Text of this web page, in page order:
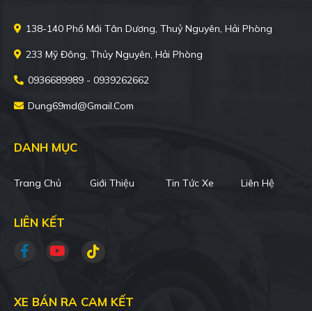
138-140 Phố Mới Tân Dương, Thuỷ Nguyên, Hải Phòng
233 Mỹ Đông, Thủy Nguyên, Hải Phòng
0936689989 - 0939262662
Dung69md@gmail.com
DANH MỤC
Trang Chủ Giới Thiệu Tin Tức Xe Liên Hệ
LIÊN KẾT
XE BÁN RA CAM KẾT